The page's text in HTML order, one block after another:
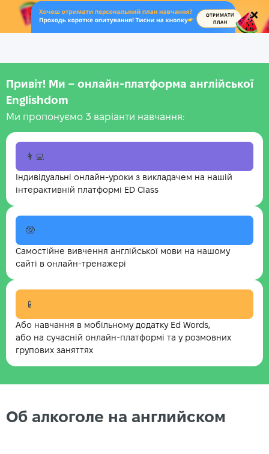
.
Привіт! Ми – онлайн-платформа англійської
Englishdom
Ми пропонуємо 3 варіанти навчання:
👩‍💻
Індивідуальні онлайн-уроки з викладачем на нашій
інтерактивній платформі ED Class
🤓
Самостійне вивчення англійської мови на нашому
сайті в онлайн-тренажері
📱
Або навчання в мобільному додатку Ed Words,
або на сучасній онлайн-платформі та у розмовних
групових заняттях
Об алкоголе на английском